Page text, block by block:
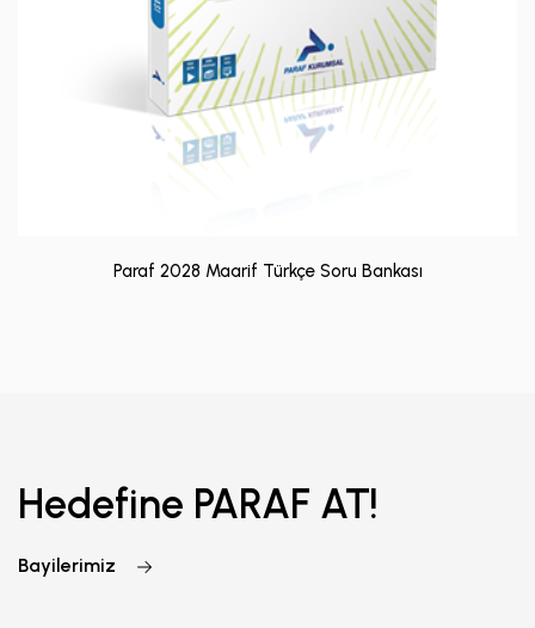
Paraf 2028 Maarif Türkçe Soru Bankası
Hedefine PARAF AT!
Bayilerimiz